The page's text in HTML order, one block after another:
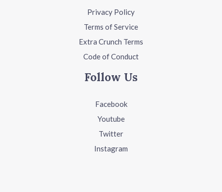
Privacy Policy
Terms of Service
Extra Crunch Terms
Code of Conduct
Follow Us
Facebook
Youtube
Twitter
Instagram